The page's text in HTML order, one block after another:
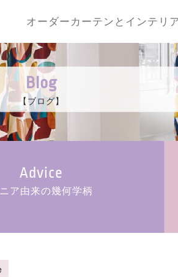
オーダーカーテンとインテリ
Blog
【ブログ】
Advice
ア由来の幾何学柄